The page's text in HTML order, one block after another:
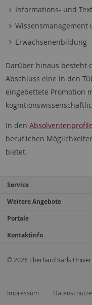
Informations- und
Wissensmanagement
Erwachsenenbildung
Darüber hinaus besteht
Abschluss eine in den
eingebettete Promotion
In den
beruflichen
bietet.
Service
Weitere Angebote
Portale
Kontaktinfo
© 2026 Eberhard Karls
Impressum